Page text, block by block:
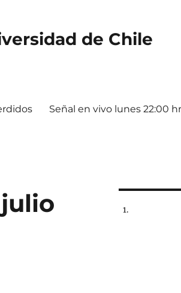
de Chile
Señal en vivo lunes 22:00